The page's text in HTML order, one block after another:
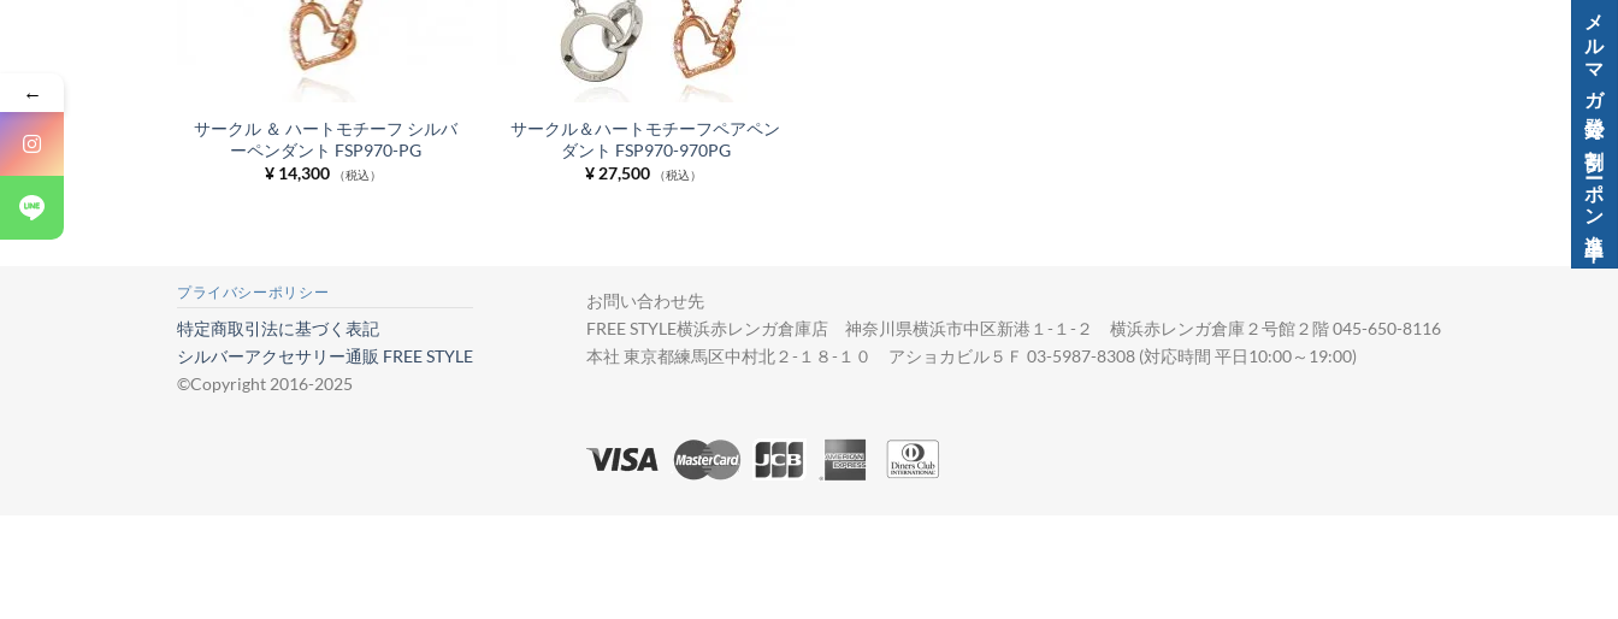
サークル ＆ ハートモチーフ シルバ
ーペンダント FSP970-PG
¥ 14,300 （税込）
サークル＆ハートモチーフペアペン
ダント FSP970-970PG
¥ 27,500 （税込）
お問い合わせ先
FREE STYLE横浜赤レンガ倉庫店 神奈川県横浜市中区新港１-１-２ 横浜赤レンガ倉庫２号館２階 045-650-8116
本社 東京都練馬区中村北２-１８-１０ アショカビル５Ｆ 03-5987-8308 (対応時間 平日10:00～19:00)
プライバシーポリシー
特定商取引法に基づく表記
シルバーアクセサリー通販 FREE STYLE
©Copyright 2016-2025
メルマガ登録で割引クーポン進呈中！
←